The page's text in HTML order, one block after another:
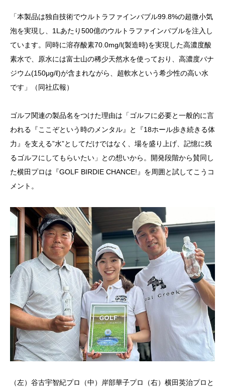
「本製品は独自技術でウルトラファインバブル99.8%の超微小気
泡を実現し、1Lあたり500億のウルトラファインバブルを注入し
ています。同時に溶存酸素70.0mg/l(製造時)を実現した高濃度酸
素水で、原水には富士山の稀少天然水を使っており、高濃度バナ
ジウム(150μg/ℓ)が含まれながら、超軟水という希少性の高い水
です」（同社広報）
ゴルフ関連の製品名をつけた理由は「ゴルフに必要と一般的に言
われる『ここぞという時のメンタル』と『18ホール歩き続きる体
力』を支える”水”としてだけではなく、場を盛り上げ、記憶に残
るゴルフにしてもらいたい」との想いから。開発段階から賛同し
た横田プロは『GOLF BIRDIE CHANCE!』を周囲と試してこうコ
メント。
（左）谷古宇智紀プロ（中）岸部華子プロ（右）横田英治プロと